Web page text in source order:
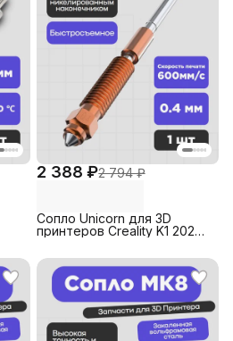
2 388 ₽2 794 ₽
Сопло Unicorn для 3D
принтеров Creality K1 2024/
Ender 3 V3,
никелированный
наконечник, 0.4 мм